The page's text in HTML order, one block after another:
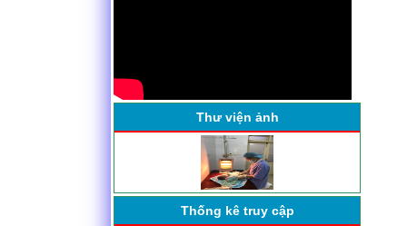
Thư viện ảnh
Thống kê truy cập